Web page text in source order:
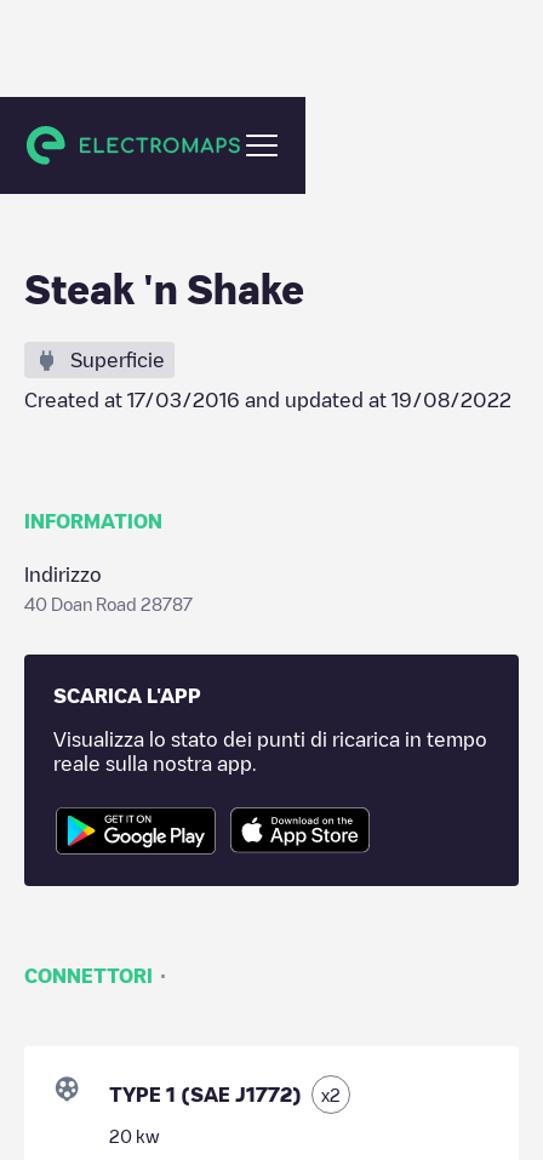
Weaverville
Steak 'n Shake
Superficie
Created at 17/03/2016 and updated at 19/08/2022
INFORMATION
Indirizzo
40 Doan Road 28787
SCARICA L'APP
Visualizza lo stato dei punti di ricarica in tempo
reale sulla nostra app.
CONNETTORI ·
TYPE 1 (SAE J1772) x2
20 kw